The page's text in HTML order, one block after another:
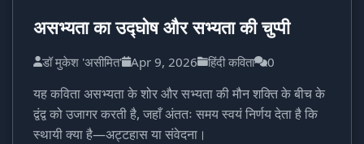
असभ्यता का उद्घोष और सभ्यता की चुप्पी
डॉ मुकेश 'असीमित' Apr 9, 2026 हिंदी कविता 0
यह कविता असभ्यता के शोर और सभ्यता की मौन शक्ति के बीच के
द्वंद्व को उजागर करती है, जहाँ अंततः समय स्वयं निर्णय देता है कि
स्थायी क्या है—अट्टहास या संवेदना।